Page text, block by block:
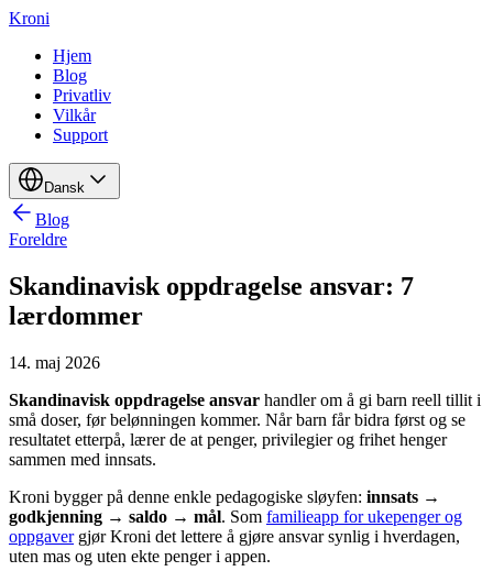
Kroni
Hjem
Blog
Privatliv
Vilkår
Support
Dansk
Blog
Foreldre
Skandinavisk oppdragelse ansvar: 7
lærdommer
14. maj 2026
Skandinavisk oppdragelse ansvar handler om å gi barn reell tillit i
små doser, før belønningen kommer. Når barn får bidra først og se
resultatet etterpå, lærer de at penger, privilegier og frihet henger
sammen med innsats.
Kroni bygger på denne enkle pedagogiske sløyfen: innsats →
godkjenning → saldo → mål. Som familieapp for ukepenger og
oppgavergjør Kroni det lettere å gjøre ansvar synlig i hverdagen,
uten mas og uten ekte penger i appen.